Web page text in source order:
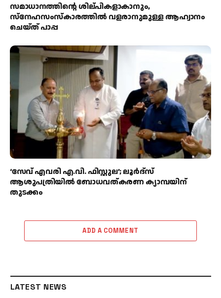
സമാധാനത്തിന്റെ ശില്പികളാകാനും,
സ്നേഹസംസ്കാരത്തിൽ വളരാനുമുള്ള ആഹ്വാനം
ചെയ്ത് പാപ്പ
‘സേവ് എവരി എ.വി. ഫിസ്റ്റുല’; ലൂർദ്‌സ്
ആശുപത്രിയിൽ ബോധവത്കരണ ക്യാമ്പയിന്
തുടക്കം
ADD A COMMENT
LATEST NEWS